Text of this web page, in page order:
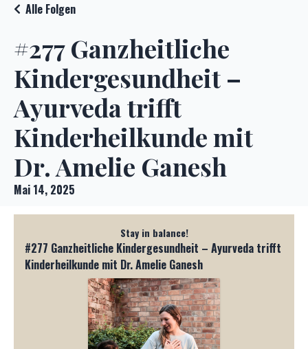
#277 Ganzheitliche
Kindergesundheit –
Ayurveda trifft
Kinderheilkunde mit
Dr. Amelie Ganesh
Alle Folgen
Mai 14, 2025